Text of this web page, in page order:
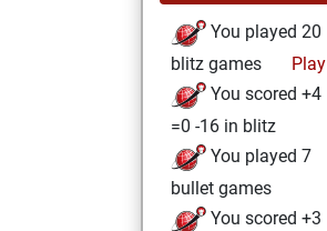
You played 20
blitz games
Play
You scored +4
=0 -16 in blitz
You played 7
bullet games
You scored +3